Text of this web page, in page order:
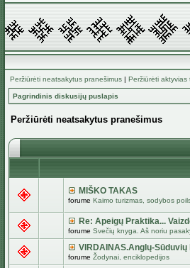
Peržiūrėti neatsakytus pranešimus | Peržiūrėti aktyvias
Pagrindinis diskusijų puslapis
Peržiūrėti neatsakytus pranešimus
MIŠKO TAKAS
forume Kaimo turizmas, sodybos
Re: Apeigų Praktika...
forume Svečių knyga. Aš noriu
VIRDAINAS.Anglų-
forume Žodynai, enciklopedijos